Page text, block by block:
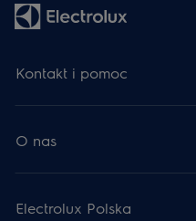
Kontakt i pomoc
O nas
Electrolux Polska